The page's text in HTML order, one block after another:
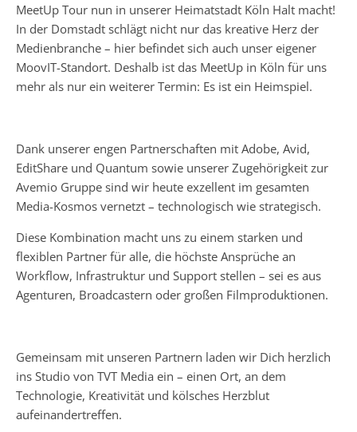
MeetUp Tour nun in unserer Heimatstadt Köln Halt macht!
In der Domstadt schlägt nicht nur das kreative Herz der
Medienbranche – hier befindet sich auch unser eigener
MoovIT-Standort. Deshalb ist das MeetUp in Köln für uns
mehr als nur ein weiterer Termin: Es ist ein Heimspiel.
Dank unserer engen Partnerschaften mit Adobe, Avid,
EditShare und Quantum sowie unserer Zugehörigkeit zur
Avemio Gruppe sind wir heute exzellent im gesamten
Media-Kosmos vernetzt – technologisch wie strategisch.
Diese Kombination macht uns zu einem starken und
flexiblen Partner für alle, die höchste Ansprüche an
Workflow, Infrastruktur und Support stellen – sei es aus
Agenturen, Broadcastern oder großen Filmproduktionen.
Gemeinsam mit unseren Partnern laden wir Dich herzlich
ins Studio von TVT Media ein – einen Ort, an dem
Technologie, Kreativität und kölsches Herzblut
aufeinandertreffen.